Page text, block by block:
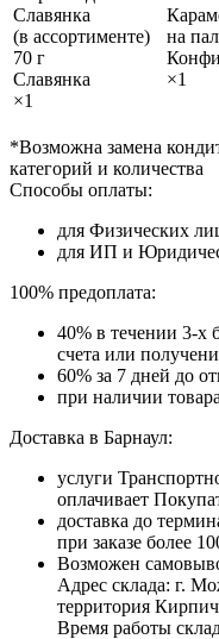
Славянка
(в ассортименте)
70 г
Славянка
×1
на
×1
*Возможна замена
категорий и количества
Способы оплаты:
для Физических
для ИП и
100% предоплата:
40% в течении 3-х
счета или
60% за 7 дней до
при наличии
Доставка в Барнаул:
услуги
оплачивает
доставка до
при заказе более
Возможен
Адрес склада: г.
территория
Время работы